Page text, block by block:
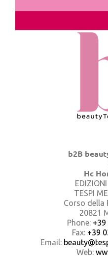
b2B
Hc
TESPI
Corso della
20821
Phone: +39
Fax: +39
Email:
Web: